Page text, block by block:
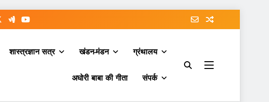
शास्त्रज्ञान सत्र खंडन-मंडन ग्रंथालय
अघोरी बाबा की गीता संपर्क